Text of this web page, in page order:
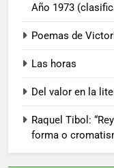
Año 1973
Poemas de
Las horas
Del valor en la
Raquel Tibol:
forma o